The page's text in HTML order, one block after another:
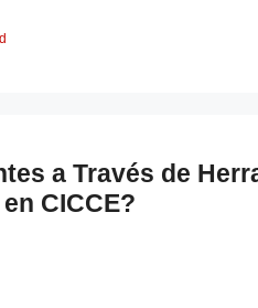
a Través de
CICCE?